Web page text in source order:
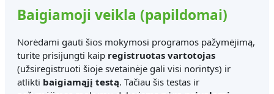
Baigiamoji veikla (papildomai)
Norėdami gauti šios mokymosi programos pažymėjimą,
turite prisijungti kaip registruotas vartotojas
(užsiregistruoti šioje svetainėje gali visi norintys) ir
atlikti baigiamąjį testą. Tačiau šis testas ir